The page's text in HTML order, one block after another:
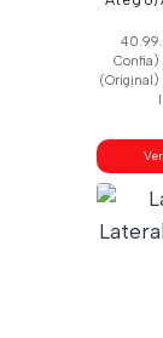
Confia)